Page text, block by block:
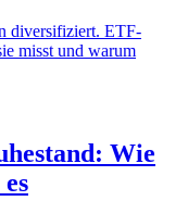
diversifiziert. ETF-
misst und warum
Wie